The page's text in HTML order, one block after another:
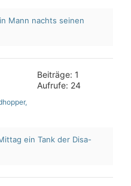
Mann nachts seinen
,
Beiträge: 1
Aufrufe: 24
ein Tank der Disa-